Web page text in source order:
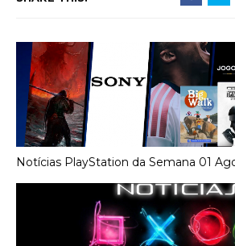
Notícias PlayStation da Semana 01